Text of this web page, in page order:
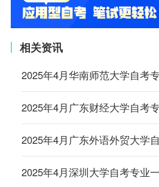
相关资讯
2025年4月华南师范大学自考
2025年4月广东财经大学自考
2025年4月广东外语外贸大学
2025年4月深圳大学自考专业